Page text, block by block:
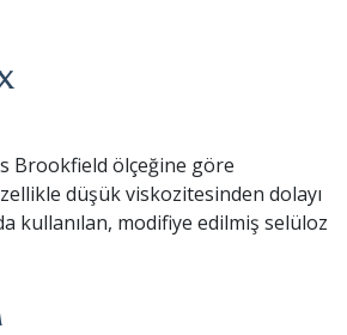
Brookfield ölçeğine göre
düşük viskozitesinden dolayı
kullanılan, modifiye edilmiş selüloz